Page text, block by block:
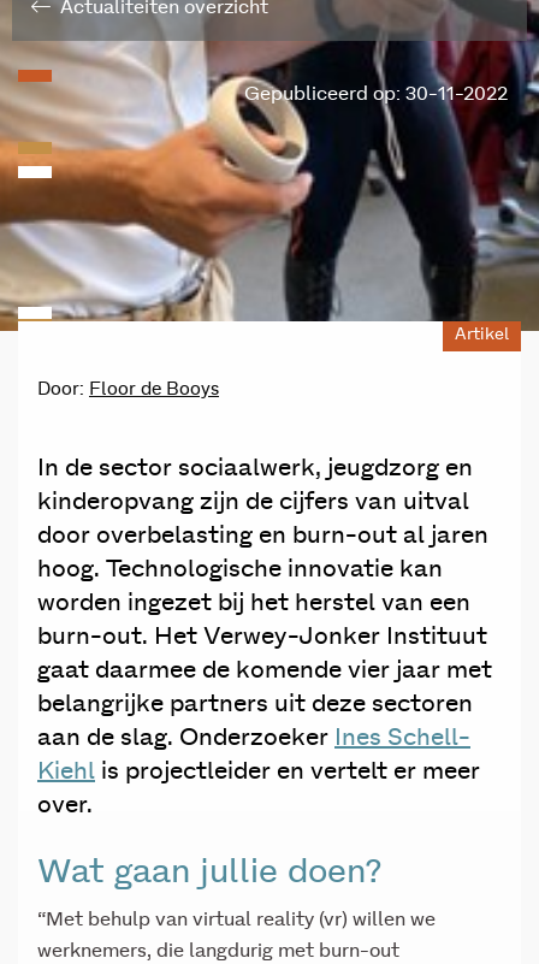
Actualiteiten overzicht
Gepubliceerd op: 30-11-2022
Artikel
Door: Floor de Booys
In de sector sociaalwerk, jeugdzorg en
kinderopvang zijn de cijfers van uitval
door overbelasting en burn-out al jaren
hoog. Technologische innovatie kan
worden ingezet bij het herstel van een
burn-out. Het Verwey-Jonker Instituut
gaat daarmee de komende vier jaar met
belangrijke partners uit deze sectoren
aan de slag. Onderzoeker Ines Schell-
Kiehl is projectleider en vertelt er meer
over.
Wat gaan jullie doen?
“Met behulp van virtual reality (vr) willen we
werknemers, die langdurig met burn-out